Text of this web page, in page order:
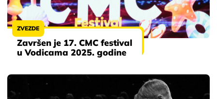
ZVEZDE
Završen je 17. CMC festival
u Vodicama 2025. godine